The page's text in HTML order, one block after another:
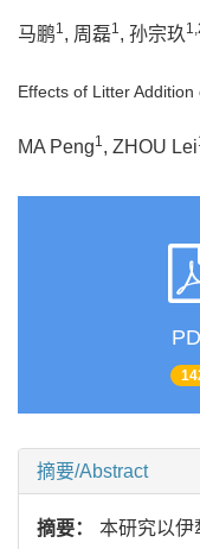
马鹏1, 周磊1, 孙宗玖
Effects of Litter
MA Peng1, ZHOU Lei
摘要/Abstract
摘要： 本研究以伊